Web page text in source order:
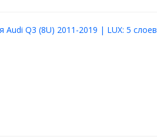
Audi Q3 (8U) 2011-2019 | LUX: 5 слоев